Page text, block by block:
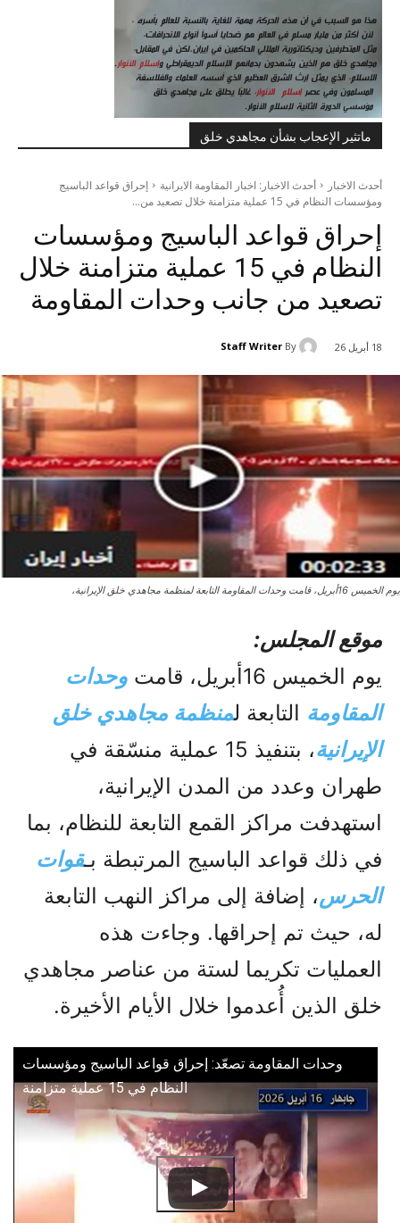
ماتثير الإعجاب بشأن مجاهدي خلق
أحدث الاخبار أحدث الاخبار: اخبار المقاومة الايرانية
إحراق قواعد الباسيج
ومؤسسات النظام في 15 عملية متزامنة خلال تصعید من...
إحراق قواعد الباسيج ومؤسسات
النظام في 15 عملية متزامنة خلال
تصعید من جانب وحدات المقاومة
18 أبريل 26 By
Staff Writer
يوم الخميس 16أبريل، قامت وحدات المقاومة التابعة لمنظمة مجاهدي خلق الإيرانية،
موقع المجلس:
يوم الخميس 16أبريل، قامت
وحدات
المقاومة التابعة لمنظمة مجاهدي خلق
الإيرانية
، بتنفیذ 15 عملية منسّقة في
طهران وعدد من المدن الإيرانية،
استهدفت مراكز القمع التابعة للنظام، بما
في ذلك قواعد الباسيج المرتبطة بـقوات
الحرس، إضافة إلى مراكز النهب التابعة
له، حيث تم إحراقها. وجاءت هذه
العمليات تكريما لستة من عناصر مجاهدي
خلق الذين أُعدموا خلال الأيام الأخيرة.
وحدات المقاومة تصعّد: إحراق قواعد الباسيج ومؤسسات
النظام في 15 عملية متزامنة